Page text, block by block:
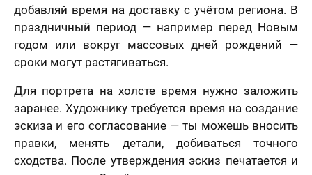
добавляй время на доставку с учётом региона. В
праздничный период — например перед Новым
годом или вокруг массовых дней рождений —
сроки могут растягиваться.
Для портрета на холсте время нужно заложить
заранее. Художнику требуется время на создание
эскиза и его согласование — ты можешь вносить
правки, менять детали, добиваться точного
сходства. После утверждения эскиз печатается и